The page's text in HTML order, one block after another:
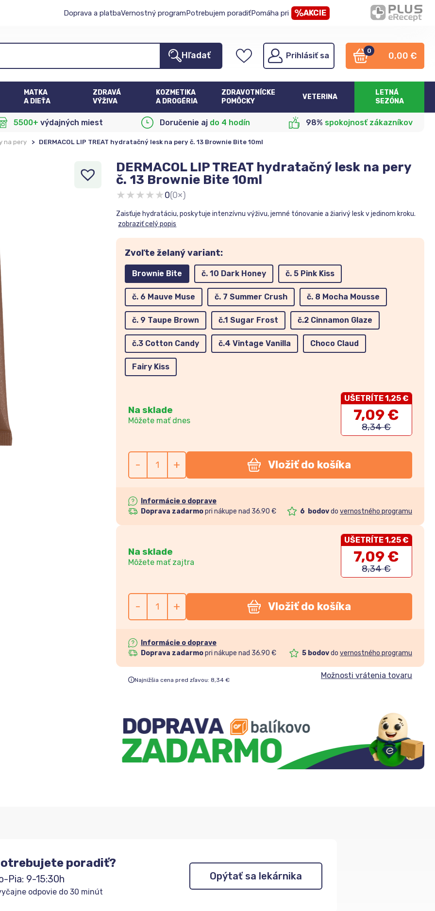
Doprava a platbaVernostný programPotrebujem poradiťPomáha pri AKCIE
Hľadať Prihlásiť sa
0 0,00 €
MATKA
A DIEŤA
ZDRAVÁ
VÝŽIVA
KOZMETIKA
A DROGÉRIA
ZDRAVOTNÍCKE
POMÔCKY
VETERINA
LETNÁ
SEZÓNA
5500+ výdajných miest Doručenie aj do 4 hodín 98% spokojnosť zákazníkov
na pery > DERMACOL LIP TREAT hydratačný lesk na pery č. 13 Brownie Bite 10ml
DERMACOL LIP TREAT hydratačný lesk na pery
č. 13 Brownie Bite 10ml
★★★★★0(0×)
Zaisťuje hydratáciu, poskytuje intenzívnu výživu, jemné tónovanie a žiarivý lesk v jedinom kroku.
zobraziť celý popis
Zvoľte želaný variant:
Brownie Bite č. 10 Dark Honey č. 5 Pink Kiss
č. 6 Mauve Muse č. 7 Summer Crush č. 8 Mocha Mousse
č. 9 Taupe Brown č.1 Sugar Frost č.2 Cinnamon Glaze
č.3 Cotton Candy č.4 Vintage Vanilla Choco Claud
Fairy Kiss
Na sklade
Môžete mať dnes
UŠETRÍTE 1,25 €
7,09 €
8,34 €
- + Vložiť do košíka
Informácie o doprave
Doprava zadarmopri nákupe nad 36.90 € 6 bodovdo vernostného programu
Na sklade
Môžete mať zajtra
UŠETRÍTE 1,25 €
7,09€
8,34 €
- + Vložiť do košíka
Informácie o doprave
Doprava zadarmopri nákupe nad 36.90 € 5 bodovdo vernostného programu
Najnižšia cena pred zľavou: 8,34€ Možnosti vrátenia tovaru
poradiť?
Pia: 9-15:30h
odpovie do 30 minút
Opýtať sa lekárnika